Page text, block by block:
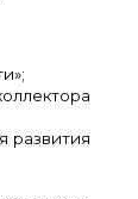
развития